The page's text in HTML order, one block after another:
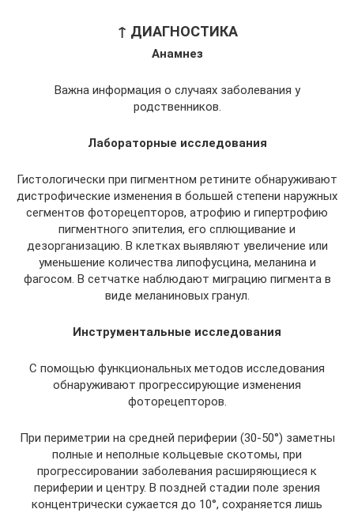
↑ ДИАГНОСТИКА
Анамнез
Важна информация о случаях заболевания у
родственников.
Лабораторные исследования
Гистологически при пигментном ретините обнаруживают
дистрофические изменения в большей степени наружных
сегментов фоторецепторов, атрофию и гипертрофию
пигментного эпителия, его сплющивание и
дезорганизацию. В клетках выявляют увеличение или
уменьшение количества липофусцина, меланина и
фагосом. В сетчатке наблюдают миграцию пигмента в
виде меланиновых гранул.
Инструментальные исследования
С помощью функциональных методов исследования
обнаруживают прогрессирующие изменения
фоторецепторов.
При периметрии на средней периферии (30-50°) заметны
полные и неполные кольцевые скотомы, при
прогрессировании заболевания расширяющиеся к
периферии и центру. В поздней стадии поле зрения
концентрически сужается до 10°, сохраняется лишь